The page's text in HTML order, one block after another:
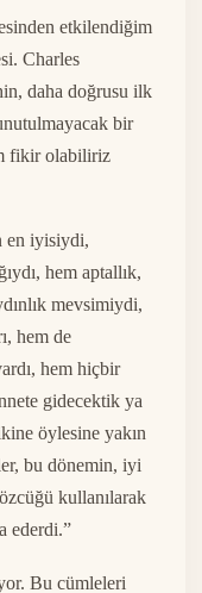
etkilendiğim
Charles
daha doğrusu ilk
bir
fikir olabiliriz
en iyisiydi,
hem aptallık,
mevsimiydi,
hem de
hem hiçbir
gidecektik ya
öylesine yakın
bu dönemin, iyi
kullanılarak
ederdi.”
Bu cümleleri